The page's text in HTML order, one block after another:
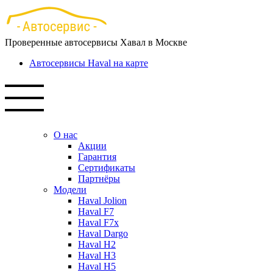
Перейти
к
основному
содержанию
Проверенные автосервисы Хавал в Москве
Автосервисы Haval на карте
О нас
Акции
Гарантия
Сертификаты
Партнёры
Модели
Haval Jolion
Haval F7
Haval F7x
Haval Dargo
Haval H2
Haval H3
Haval H5